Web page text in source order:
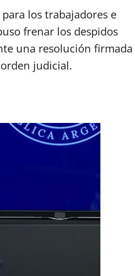
los trabajadores e
frenar los despidos
una resolución firmada
judicial.